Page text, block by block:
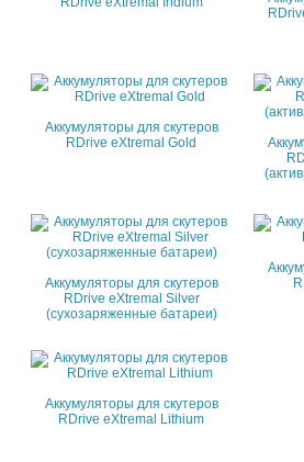
Аккумуляторы для скутеров
RDrive eXtremal Gold
Аккумуляторы для скутеров
RDrive eXtremal Silver
(сухозаряженные батареи)
Аккумуляторы для скутеров
RDrive eXtremal Lithium